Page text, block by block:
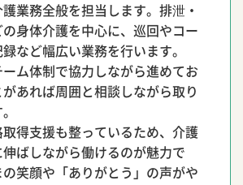
業務全般を担当します。排泄・
身体介護を中心に、巡回やコー
など幅広い業務を行います。
ム体制で協力しながら進めてお
あれば周囲と相談しながら取り
得支援も整っているため、介護
ばしながら働けるのが魅力で
笑顔や「ありがとう」の声がや